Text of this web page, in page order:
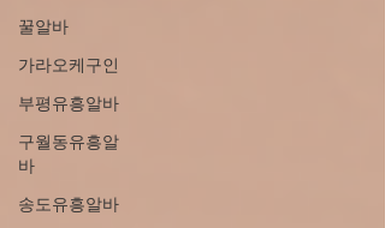
꿀알바
가라오케구인
부평유흥알바
구월동유흥알
바
송도유흥알바